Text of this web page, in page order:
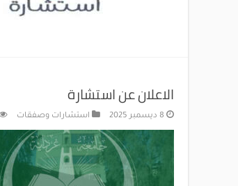
الاعلان عن استشارة
8 ديسمبر 2025 استشارات وصفقات